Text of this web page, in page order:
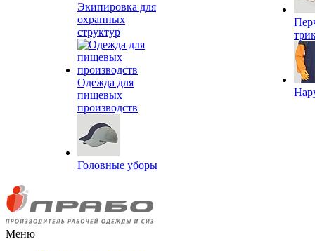
Экипировка для
охранных
структур
Одежда для
пищевых
производств
Головные уборы
Меню